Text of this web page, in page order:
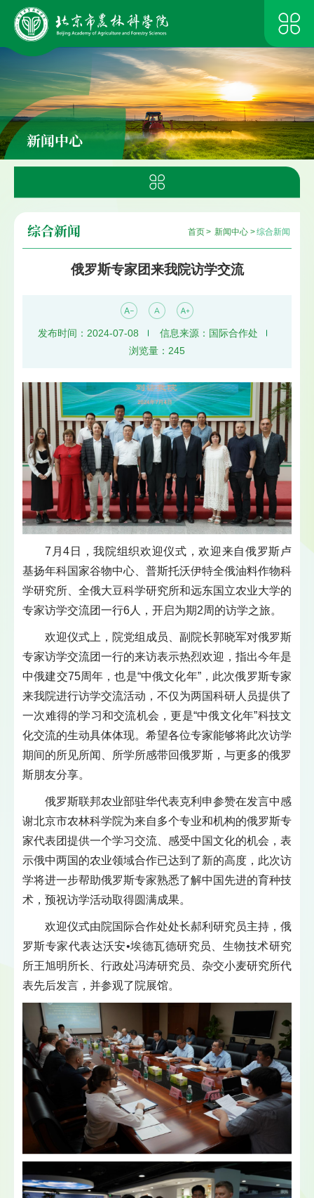
新闻中心
首页> 新闻中心 >综合新闻
综合新闻
俄罗斯专家团来我院访学交流
发布时间：2024-07-08
信息来源：国际合作处
浏览量： 245
7月4日，我院组织欢迎仪式，欢迎来自俄罗斯卢
基扬年科国家谷物中心、普斯托沃伊特全俄油料作物科
学研究所、全俄大豆科学研究所和远东国立农业大学的
专家访学交流团一行6人，开启为期2周的访学之旅。
欢迎仪式上，院党组成员、副院长郭晓军对俄罗斯
专家访学交流团一行的来访表示热烈欢迎，指出今年是
中俄建交75周年，也是“中俄文化年”，此次俄罗斯专家
来我院进行访学交流活动，不仅为两国科研人员提供了
一次难得的学习和交流机会，更是“中俄文化年”科技文
化交流的生动具体体现。希望各位专家能够将此次访学
期间的所见所闻、所学所感带回俄罗斯，与更多的俄罗
斯朋友分享。
俄罗斯联邦农业部驻华代表克利申参赞在发言中感
谢北京市农林科学院为来自多个专业和机构的俄罗斯专
家代表团提供一个学习交流、感受中国文化的机会，表
示俄中两国的农业领域合作已达到了新的高度，此次访
学将进一步帮助俄罗斯专家熟悉了解中国先进的育种技
术，预祝访学活动取得圆满成果。
欢迎仪式由院国际合作处处长郝利研究员主持，俄
罗斯专家代表达沃安•埃德瓦德研究员、生物技术研究
所王旭明所长、行政处冯涛研究员、杂交小麦研究所代
表先后发言，并参观了院展馆。